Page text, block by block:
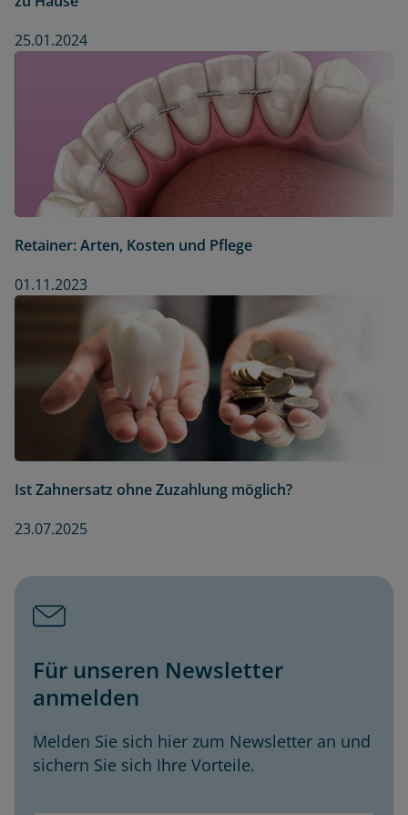
25.01.2024
Retainer: Arten, Kosten und Pflege
01.11.2023
Ist Zahnersatz ohne Zuzahlung möglich?
23.07.2025
Für unseren Newsletter
anmelden
Melden Sie sich hier zum Newsletter an und
sichern Sie sich Ihre Vorteile.